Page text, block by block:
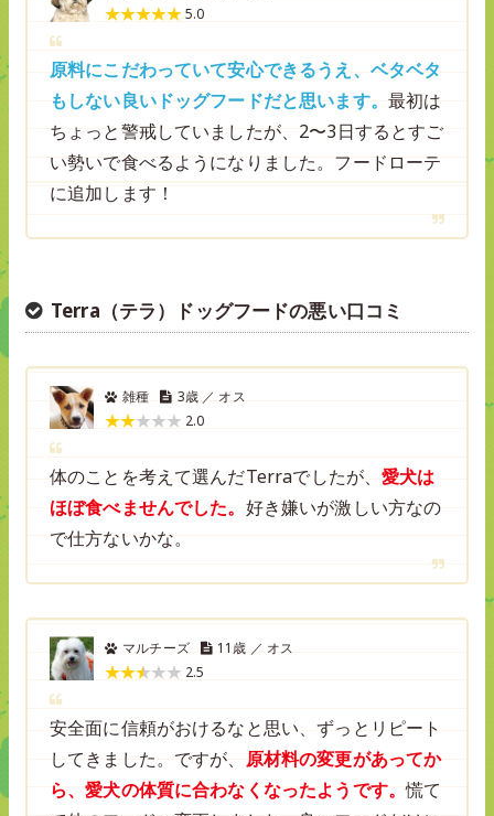
5.0
原料にこだわっていて安心できるうえ、ベタベタ
もしない良いドッグフードだと思います。 最初は
ちょっと警戒していましたが、2〜3日するとすご
い勢いで食べるようになりました。フードローテ
に追加します！
Terra（テラ）ドッグフードの悪い口コミ
雑種
3歳 ／ オス
2.0
体のことを考えて選んだTerraでしたが、愛犬は
ほぼ食べませんでした。 好き嫌いが激しい方なの
で仕方ないかな。
マルチーズ
11歳 ／ オス
2.5
安全面に信頼がおけるなと思い、ずっとリピート
してきました。ですが、 原材料の変更があってか
ら、愛犬の体質に合わなくなったようです。慌て